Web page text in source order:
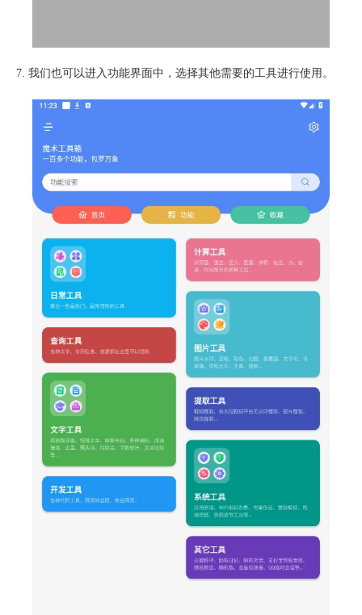
7. 我们也可以进入功能界面中，选择其他需要的工具进行使用。